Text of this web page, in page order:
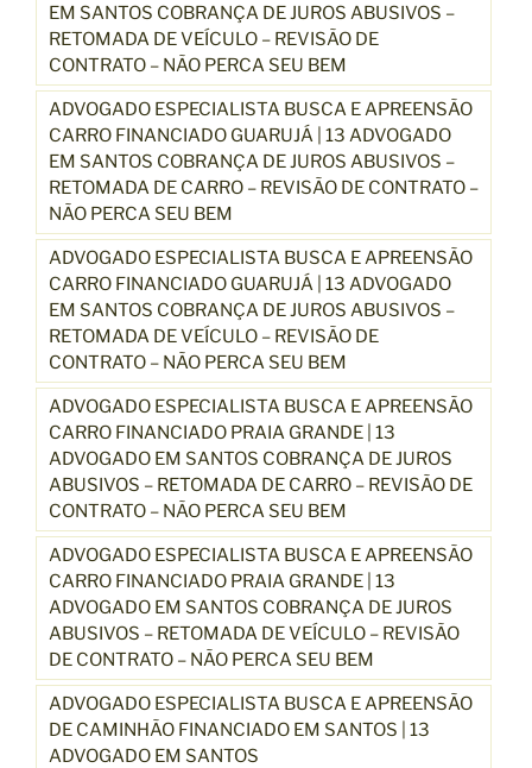
EM SANTOS COBRANÇA DE JUROS ABUSIVOS –
RETOMADA DE VEÍCULO – REVISÃO DE
CONTRATO – NÃO PERCA SEU BEM
ADVOGADO ESPECIALISTA BUSCA E APREENSÃO
CARRO FINANCIADO GUARUJÁ | 13 ADVOGADO
EM SANTOS COBRANÇA DE JUROS ABUSIVOS –
RETOMADA DE CARRO – REVISÃO DE CONTRATO –
NÃO PERCA SEU BEM
ADVOGADO ESPECIALISTA BUSCA E APREENSÃO
CARRO FINANCIADO GUARUJÁ | 13 ADVOGADO
EM SANTOS COBRANÇA DE JUROS ABUSIVOS –
RETOMADA DE VEÍCULO – REVISÃO DE
CONTRATO – NÃO PERCA SEU BEM
ADVOGADO ESPECIALISTA BUSCA E APREENSÃO
CARRO FINANCIADO PRAIA GRANDE | 13
ADVOGADO EM SANTOS COBRANÇA DE JUROS
ABUSIVOS – RETOMADA DE CARRO – REVISÃO DE
CONTRATO – NÃO PERCA SEU BEM
ADVOGADO ESPECIALISTA BUSCA E APREENSÃO
CARRO FINANCIADO PRAIA GRANDE | 13
ADVOGADO EM SANTOS COBRANÇA DE JUROS
ABUSIVOS – RETOMADA DE VEÍCULO – REVISÃO
DE CONTRATO – NÃO PERCA SEU BEM
ADVOGADO ESPECIALISTA BUSCA E APREENSÃO
DE CAMINHÃO FINANCIADO EM SANTOS | 13
ADVOGADO EM SANTOS